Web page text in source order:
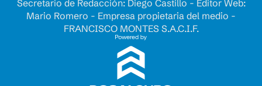
Secretario de Redacción: Diego Castillo - Editor Web:
Mario Romero - Empresa propietaria del medio -
FRANCISCO MONTES S.A.C.I.F.